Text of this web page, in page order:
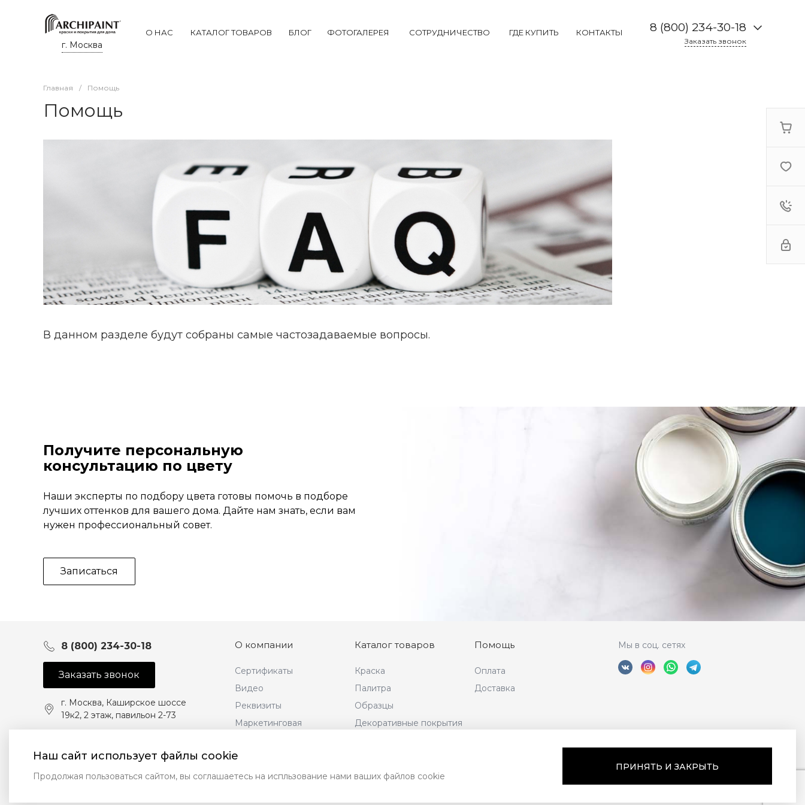
г. Москва
О НАС КАТАЛОГ ТОВАРОВ БЛОГ ФОТОГАЛЕРЕЯ СОТРУДНИЧЕСТВО ГДЕ КУПИТЬ КОНТАКТЫ 8 (800) 234-30-18
Заказать звонок
Главная / Помощь
Помощь
В данном разделе будут собраны самые частозадаваемые вопросы.
Наш сайт использует файлы cookie
Продолжая пользоваться сайтом, вы соглашаетесь на испльзование нами ваших файлов cookie
ПРИНЯТЬ И ЗАКРЫТЬ
Получите персональную
консультацию по цвету
Наши эксперты по подбору цвета готовы помочь в подборе
лучших оттенков для вашего дома. Дайте нам знать, если вам
нужен профессиональный совет.
Записаться
8 (800) 234-30-18
Заказать звонок
г. Москва, Каширское шоссе
19к2, 2 этаж, павильон 2-73
О компании
Сертификаты
Видео
Реквизиты
Маркетинговая
Каталог товаров
Краска
Палитра
Образцы
Декоративные покрытия
Помощь
Оплата
Доставка
Мы в соц. сетях